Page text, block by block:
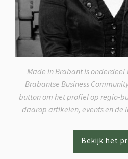
Made in Brabant is onderdeel
Brabantse Business
button om het profiel op regio-
daarop artikelen, events en de